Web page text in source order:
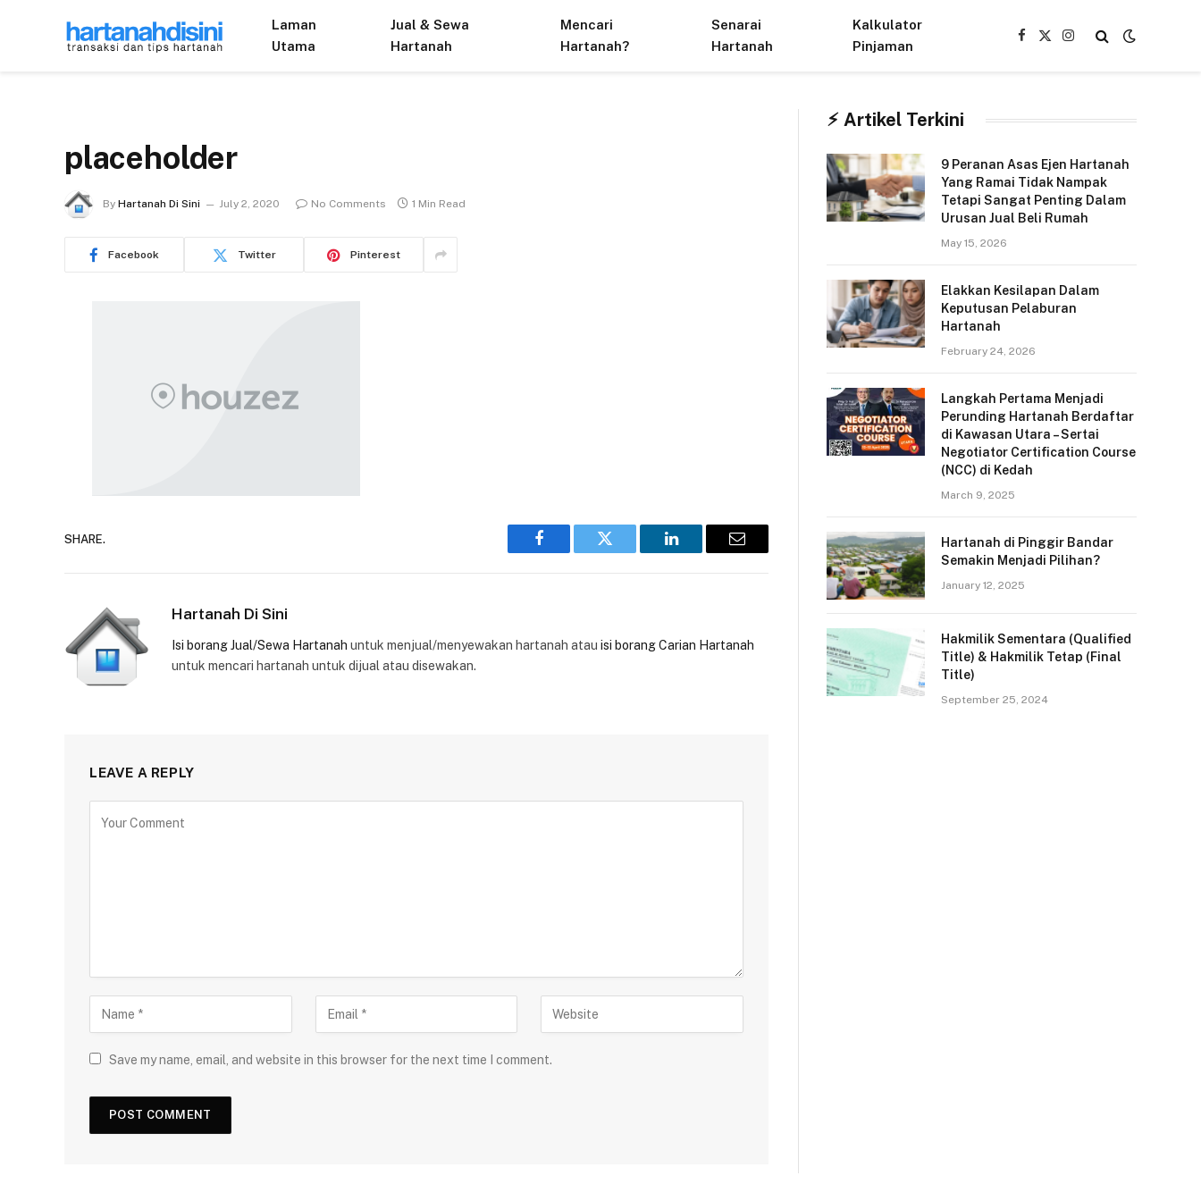
Laman
Utama
Jual & Sewa
Hartanah
Mencari
Hartanah?
Senarai
Hartanah
Kalkulator
Pinjaman
Facebook
X
Instagram
placeholder
By Hartanah Di Sini July 2, 2020 No Comments 1 Min Read
Facebook Twitter Pinterest
SHARE.
Facebook Twitter LinkedIn Email
Hartanah Di Sini
Isi borang Jual/Sewa Hartanah untuk menjual/menyewakan hartanah atau isi borang Carian Hartanah
untuk mencari hartanah untuk dijual atau disewakan.
LEAVE A REPLY
Save my name, email, and website in this browser for the next time I comment.
⚡︎ Artikel Terkini
9 Peranan Asas Ejen Hartanah
Yang Ramai Tidak Nampak
Tetapi Sangat Penting Dalam
Urusan Jual Beli Rumah
May 15, 2026
Elakkan Kesilapan Dalam
Keputusan Pelaburan
Hartanah
February 24, 2026
Langkah Pertama Menjadi
Perunding Hartanah Berdaftar
di Kawasan Utara – Sertai
Negotiator Certification Course
(NCC) di Kedah
March 9, 2025
Hartanah di Pinggir Bandar
Semakin Menjadi Pilihan?
January 12, 2025
Hakmilik Sementara (Qualified
Title) & Hakmilik Tetap (Final
Title)
September 25, 2024